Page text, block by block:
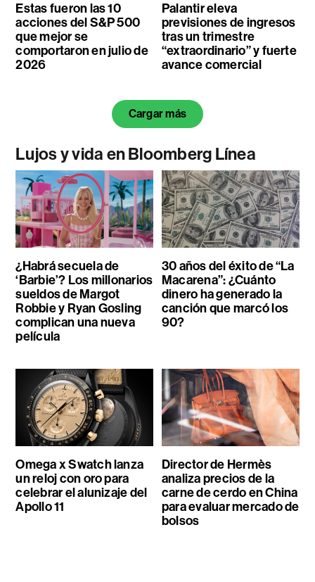
Estas fueron las 10
acciones del S&P 500
que mejor se
comportaron en julio de
2026
Palantir eleva
previsiones de ingresos
tras un trimestre
“extraordinario” y fuerte
avance comercial
Cargar más
Lujos y vida en Bloomberg Línea
¿Habrá secuela de
‘Barbie’? Los millonarios
sueldos de Margot
Robbie y Ryan Gosling
complican una nueva
película
30 años del éxito de “La
Macarena”: ¿Cuánto
dinero ha generado la
canción que marcó los
90?
Omega x Swatch lanza
un reloj con oro para
celebrar el alunizaje del
Apollo 11
Director de Hermès
analiza precios de la
carne de cerdo en China
para evaluar mercado de
bolsos